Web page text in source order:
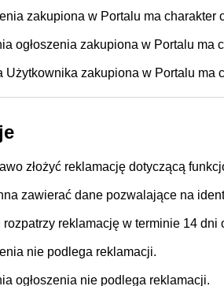
zakupiona w Portalu ma
ogłoszenia zakupiona w Portalu
Użytkownika zakupiona w Portalu
złożyć reklamację dotyczącą
zawierać dane pozwalające na
rozpatrzy reklamację w terminie 14
nie podlega reklamacji.
ogłoszenia nie podlega reklamacji.